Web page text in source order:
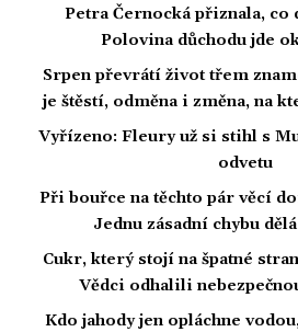
Petra Černocká přiznala, co
Polovina důchodu jde
Srpen převrátí život třem
je štěstí, odměna i změna, na
Vyřízeno: Fleury už si stihl s
odvetu
Při bouřce na těchto pár věcí
Jednu zásadní chybu
Cukr, který stojí na špatné
Vědci odhalili
Kdo jahody jen opláchne